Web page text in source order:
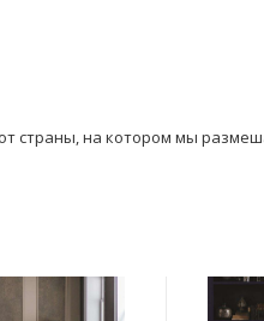
страны, на котором мы